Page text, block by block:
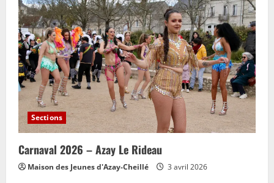
Sections
Carnaval 2026 – Azay Le Rideau
Maison des Jeunes d'Azay-Cheillé 3 avril 2026